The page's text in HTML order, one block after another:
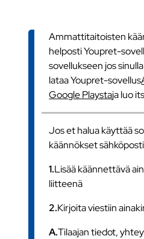
Ammattitaitoisten
helposti Youpret-
sovellukseen jos
lataa Youpret-sovellus
Google Playstaja luo
Jos et halua käyttää
käännökset
1.Lisää käännettävä
liitteenä
2.Kirjoita viestiin
A.Tilaajan tiedot,